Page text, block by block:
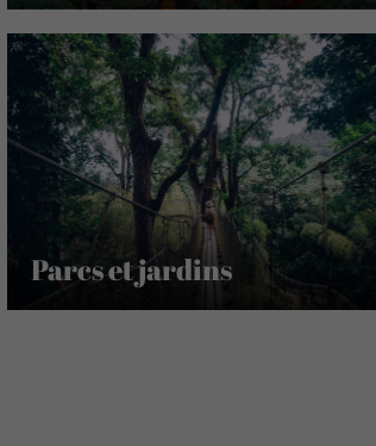
Parcs et jardins